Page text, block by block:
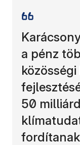
a pénz
50